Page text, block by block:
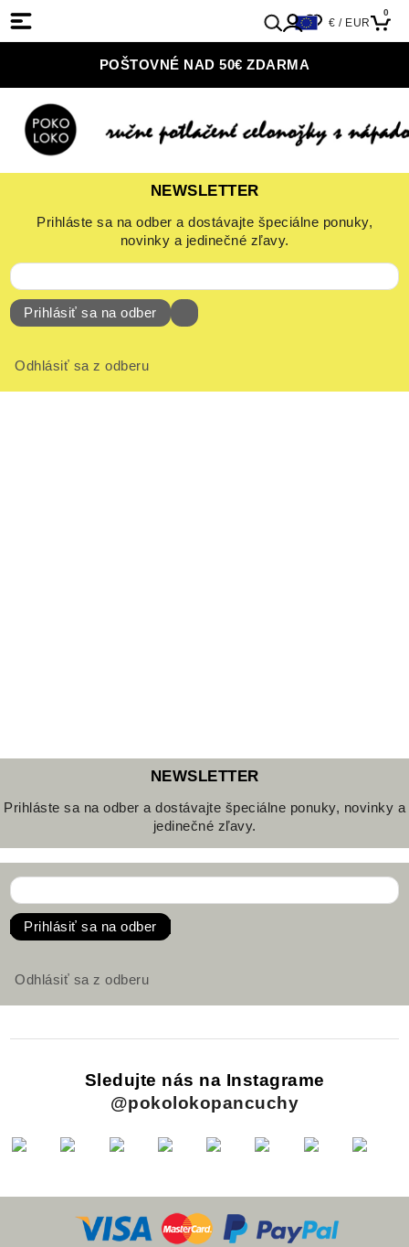
€ / EUR
0
POŠTOVNÉ NAD 50€ ZDARMA
NEWSLETTER
Prihláste sa na odber a dostávajte špeciálne ponuky,
novinky a jedinečné zľavy.
Prihlásiť sa na odber
Odhlásiť sa z odberu
NEWSLETTER
Prihláste sa na odber a dostávajte špeciálne ponuky, novinky a
jedinečné zľavy.
Prihlásiť sa na odber
Odhlásiť sa z odberu
Sledujte nás na Instagrame
@pokolokopancuchy